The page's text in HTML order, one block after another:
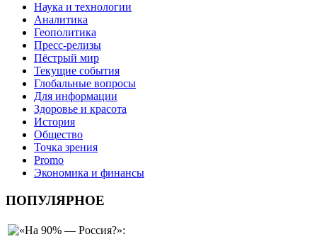
Наука и технологии
Аналитика
Геополитика
Пресс-релизы
Пёстрый мир
Текущие события
Глобальные вопросы
Для информации
Здоровье и красота
История
Общество
Точка зрения
Promo
Экономика и финансы
ПОПУЛЯРНОЕ